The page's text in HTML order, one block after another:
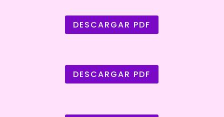
DESCARGAR PDF
DESCARGAR PDF